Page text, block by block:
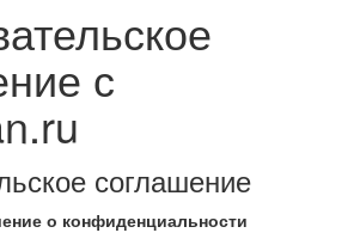
с
соглашение
о конфиденциальности